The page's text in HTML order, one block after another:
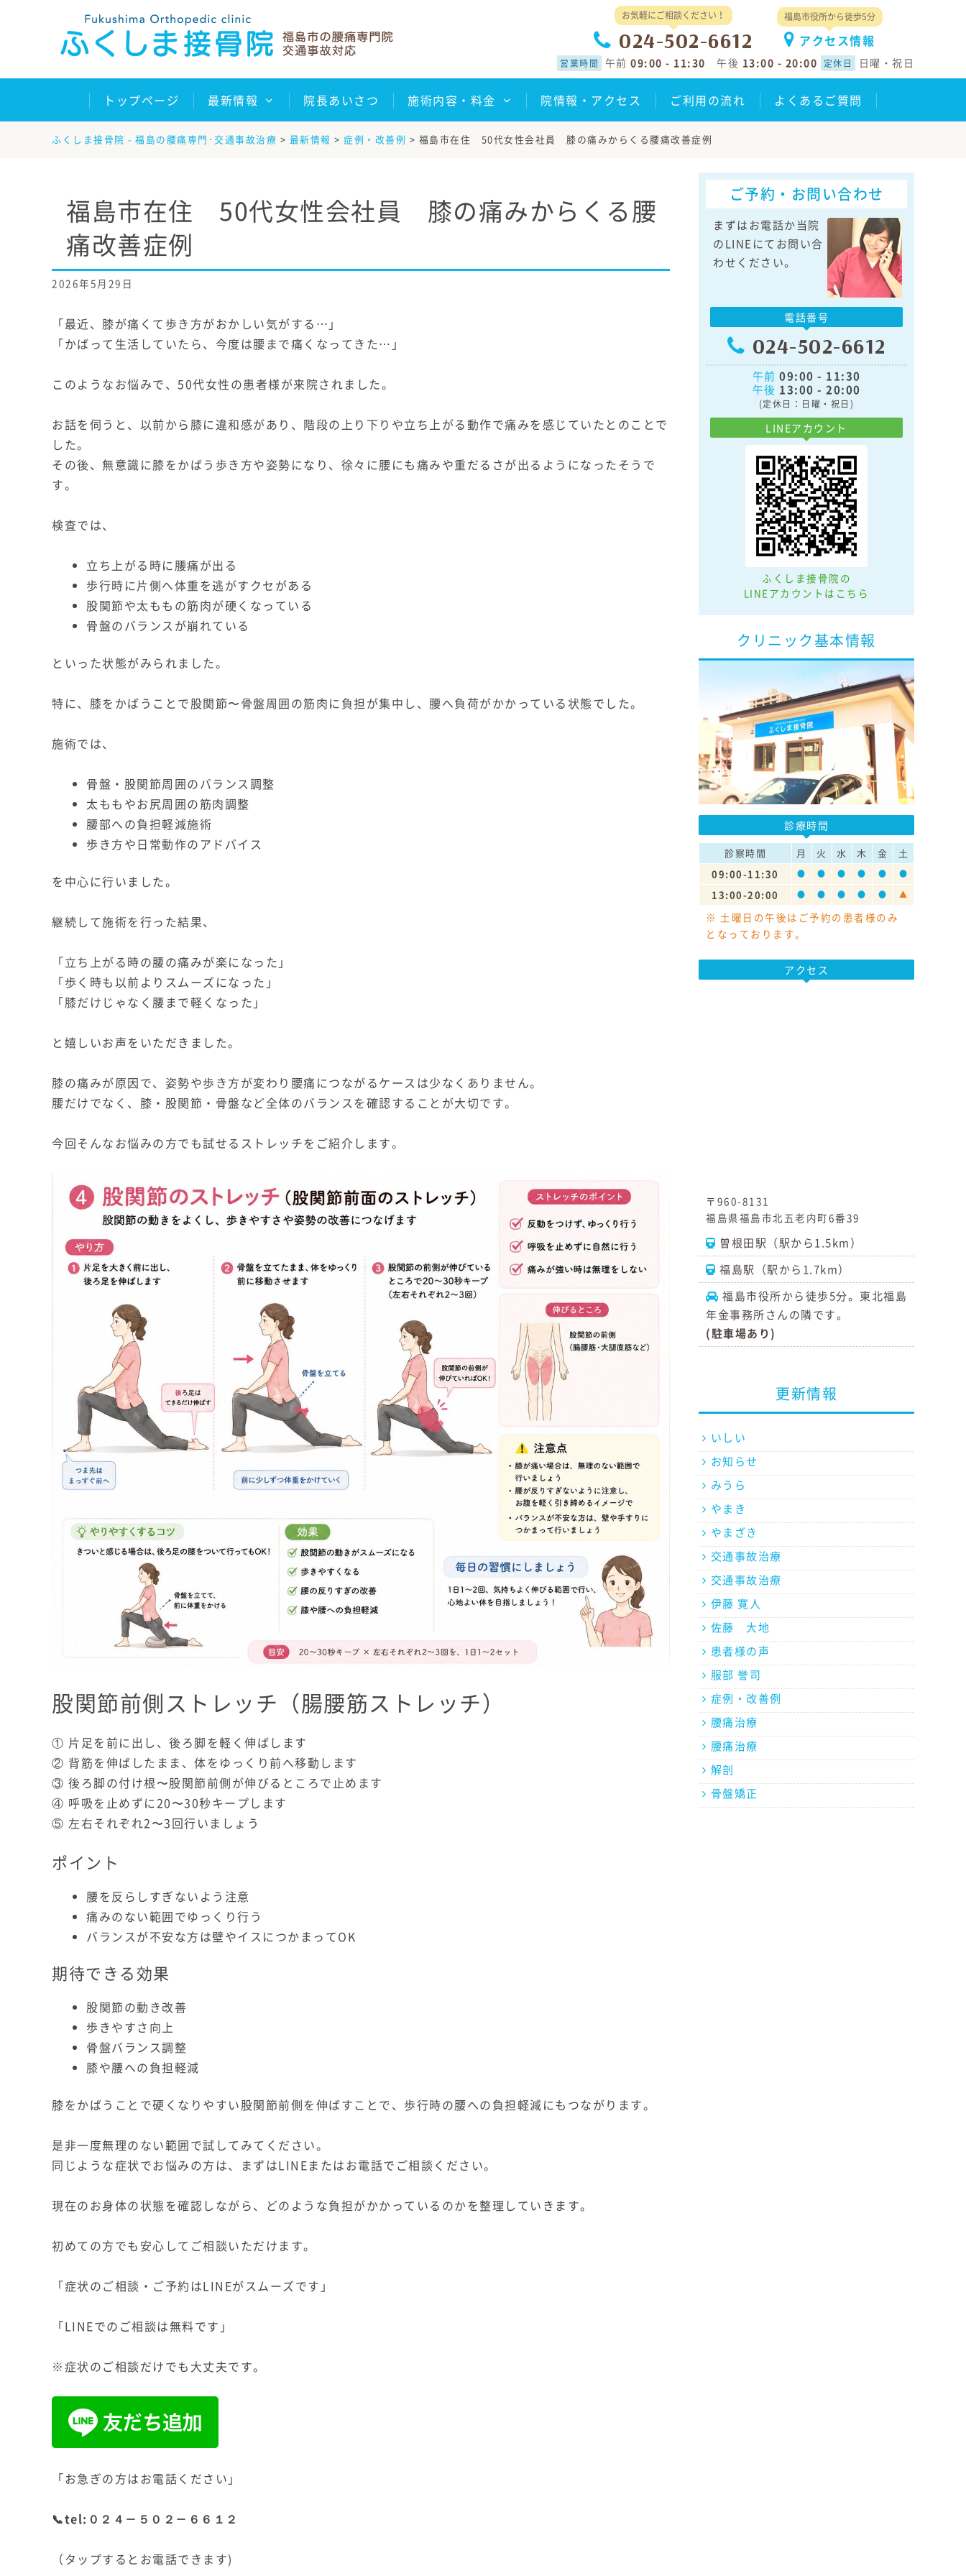
お気軽にご相談ください！
024-502-6612
福島市役所から徒歩5分
アクセス情報
営業時間 午前 09:00 - 11:30 午後 13:00 - 20:00 定休日 日曜・祝日
トップページ 最新情報 院長あいさつ 施術内容・料金 院情報・アクセス ご利用の流れ よくあるご質問
ふくしま接骨院 - 福島の腰痛専門･交通事故治療 > 最新情報 > 症例・改善例 > 福島市在住 50代女性会社員 膝の痛みからくる腰痛改善症例
福島市在住 50代女性会社員 膝の痛みからくる腰
痛改善症例
2026年5月29日
「最近、膝が痛くて歩き方がおかしい気がする…」
「かばって生活していたら、今度は腰まで痛くなってきた…」
このようなお悩みで、50代女性の患者様が来院されました。
お話を伺うと、以前から膝に違和感があり、階段の上り下りや立ち上がる動作で痛みを感じていたとのことで
した。
その後、無意識に膝をかばう歩き方や姿勢になり、徐々に腰にも痛みや重だるさが出るようになったそうで
す。
検査では、
立ち上がる時に腰痛が出る
歩行時に片側へ体重を逃がすクセがある
股関節や太ももの筋肉が硬くなっている
骨盤のバランスが崩れている
といった状態がみられました。
特に、膝をかばうことで股関節〜骨盤周囲の筋肉に負担が集中し、腰へ負荷がかかっている状態でした。
施術では、
骨盤・股関節周囲のバランス調整
太ももやお尻周囲の筋肉調整
腰部への負担軽減施術
歩き方や日常動作のアドバイス
を中心に行いました。
継続して施術を行った結果、
「立ち上がる時の腰の痛みが楽になった」
「歩く時も以前よりスムーズになった」
「膝だけじゃなく腰まで軽くなった」
と嬉しいお声をいただきました。
膝の痛みが原因で、姿勢や歩き方が変わり腰痛につながるケースは少なくありません。
腰だけでなく、膝・股関節・骨盤など全体のバランスを確認することが大切です。
今回そんなお悩みの方でも試せるストレッチをご紹介します。
股関節前側ストレッチ（腸腰筋ストレッチ）
① 片足を前に出し、後ろ脚を軽く伸ばします
② 背筋を伸ばしたまま、体をゆっくり前へ移動します
③ 後ろ脚の付け根〜股関節前側が伸びるところで止めます
④ 呼吸を止めずに20〜30秒キープします
⑤ 左右それぞれ2〜3回行いましょう
ポイント
腰を反らしすぎないよう注意
痛みのない範囲でゆっくり行う
バランスが不安な方は壁やイスにつかまってOK
期待できる効果
股関節の動き改善
歩きやすさ向上
骨盤バランス調整
膝や腰への負担軽減
膝をかばうことで硬くなりやすい股関節前側を伸ばすことで、歩行時の腰への負担軽減にもつながります。
是非一度無理のない範囲で試してみてください。
同じような症状でお悩みの方は、まずはLINEまたはお電話でご相談ください。
現在のお身体の状態を確認しながら、どのような負担がかかっているのかを整理していきます。
初めての方でも安心してご相談いただけます。
「症状のご相談・ご予約はLINEがスムーズです」
「LINEでのご相談は無料です」
※症状のご相談だけでも大丈夫です。
「お急ぎの方はお電話ください」
📞tel: ０２４－５０２－６６１２
（タップするとお電話できます)
ご予約・お問い合わせ
まずはお電話か当院
のLINEにてお問い合
わせください。
電話番号
024-502-6612
午前 09:00 - 11:30
午後 13:00 - 20:00
(定休日：日曜・祝日)
LINEアカウント
ふくしま接骨院の
LINEアカウントはこちら
クリニック基本情報
診療時間
診察時間 月 火 水 木 金
土
09:00-11:30
● ● ● ● ● ●
13:00-20:00 ● ● ● ● ● ▲
※ 土曜日の午後はご予約の患者様のみ
となっております。
アクセス
〒960-8131
福島県福島市北五老内町6番39
曽根田駅（駅から1.5km）
福島駅（駅から1.7km）
福島市役所から徒歩5分。東北福島
年金事務所さんの隣です。
(駐車場あり)
更新情報
いしい
お知らせ
みうら
やまき
やまざき
交通事故治療
交通事故治療
伊藤 寛人
佐藤 大地
患者様の声
服部 誉司
症例・改善例
腰痛治療
腰痛治療
解剖
骨盤矯正